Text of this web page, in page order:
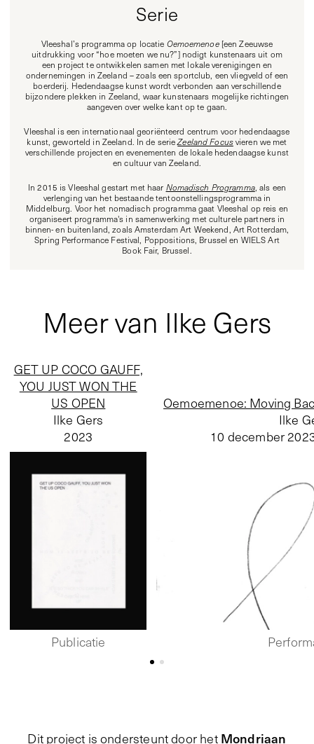
Serie
Vleeshal’s programma op locatie Oemoemenoe[een Zeeuwse
uitdrukking voor “hoe moeten we nu?”] nodigt kunstenaars uit om
een project te ontwikkelen samen met lokale verenigingen en
ondernemingen in Zeeland – zoals een sportclub, een vliegveld of een
boerderij. Hedendaagse kunst wordt verbonden aan verschillende
bijzondere plekken in Zeeland, waar kunstenaars mogelijke richtingen
aangeven over welke kant op te gaan.
Vleeshal is een internationaal georiënteerd centrum voor hedendaagse
kunst, geworteld in Zeeland. In de serieZeeland Focusvieren we met
verschillende projecten en evenementen de lokale hedendaagse kunst
en cultuur van Zeeland.
In 2015 is Vleeshal gestart met haar Nomadisch Programma, als een
verlenging van het bestaande tentoonstellingsprogramma in
Middelburg. Voor het nomadisch programma gaat Vleeshal op reis en
organiseert programma's in samenwerking met culturele partners in
binnen- en buitenland, zoals Amsterdam Art Weekend, Art Rotterdam,
Spring Performance Festival, Poppositions, Brussel en WIELS Art
Book Fair, Brussel.
Meer van Ilke Gers
GET UP COCO GAUFF,
YOU JUST WON THE
US OPEN
Ilke Gers
2023
Publicatie
Oemoemenoe: Moving
Ilke
10 december
Dit project is ondersteunt door het Mondriaan